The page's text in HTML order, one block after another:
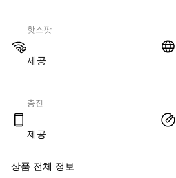
핫스팟
제공
충전
제공
상품 전체 정보